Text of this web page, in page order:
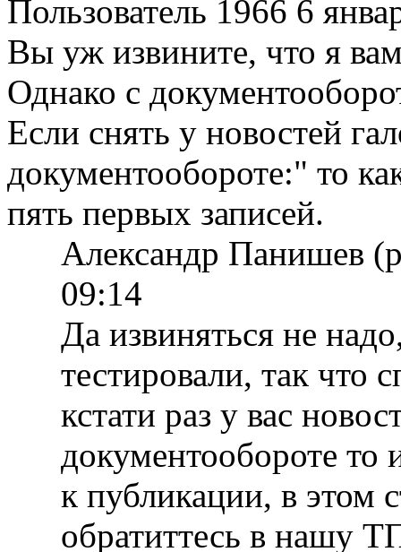
Пользователь 1966 6
Вы уж извините, что я
Однако с
Если снять у новостей
документообороте:" то
пять первых записей.
Александр Панишев
09:14
Да извиняться не
тестировали, так что
кстати раз у вас
документообороте то
к публикации, в этом
обратиттесь в нашу